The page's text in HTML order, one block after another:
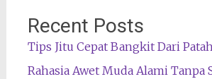
Recent Posts
Tips Jitu Cepat Bangkit Dari
Rahasia Awet Muda Alami Tanpa